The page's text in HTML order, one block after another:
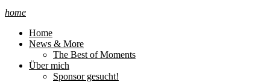
home
Home
News & More
The Best of Moments
Über mich
Sponsor gesucht!